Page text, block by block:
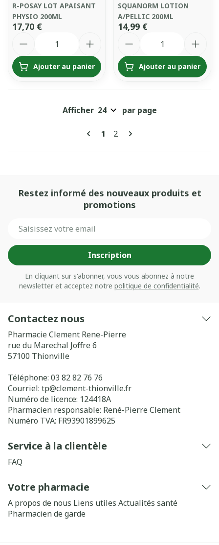
R-POSAY LOT APAISANT
PHYSIO 200ML
17,70 €
Ajouter au panier
SQUANORM LOTION
A/PELLIC 200ML
14,99 €
Ajouter au panier
Pages
Vous lisez actuellement la
1 Page
2
Afficher par page
Restez informé des nouveaux produits et
promotions
Inscription
En cliquant sur s'abonner, vous vous abonnez à notre
newsletter et acceptez notre politique de confidentialité.
Contactez nous
Pharmacie Clement Rene-Pierre
rue du Marechal Joffre 6
57100 Thionville
Téléphone: 03 82 82 76 76
Courriel: tp@clement-thionville.fr
Numéro de licence: 124418A
Pharmacien responsable: René-Pierre Clement
Numéro TVA: FR93901899625
Service à la clientèle
FAQ
Votre pharmacie
A propos de nous Liens utiles Actualités santé
Pharmacien de garde